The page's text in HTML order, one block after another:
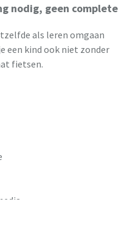
nodig, geen complete
als leren omgaan
een kind ook niet zonder
fietsen.